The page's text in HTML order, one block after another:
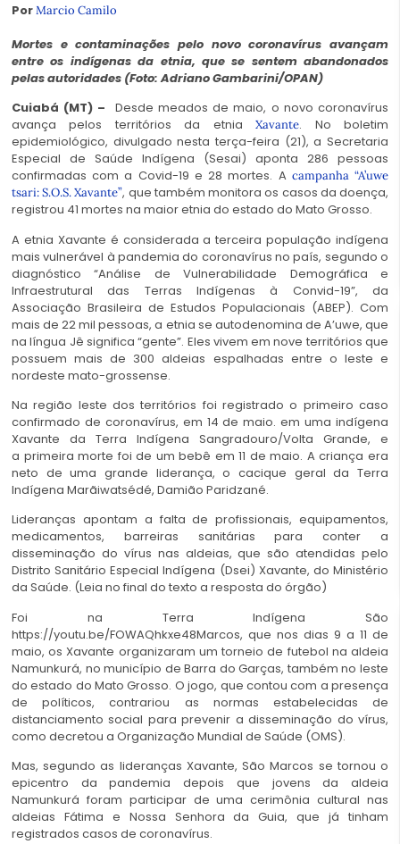
PorMarcio Camilo
Mortes e contaminações pelo novo coronavírus avançam
entre os indígenas da etnia, que se sentem abandonados
pelas autoridades (Foto: Adriano Gambarini/OPAN)
Cuiabá (MT) – Desde meados de maio, o novo coronavírus
avança pelos territórios da etniaXavante. No boletim
epidemiológico, divulgado nesta terça-feira (21), a Secretaria
Especial de Saúde Indígena (Sesai) aponta 286 pessoas
confirmadas com a Covid-19 e 28 mortes. A campanha “A’uwe
tsari: S.O.S. Xavante”, que também monitora os casos da doença,
registrou 41 mortes na maior etnia do estado do Mato Grosso.
A etnia Xavante é considerada a terceira população indígena
mais vulnerável à pandemia do coronavírus no país, segundo o
diagnóstico “Análise de Vulnerabilidade Demográfica e
Infraestrutural das Terras Indígenas à Convid-19”, da
Associação Brasileira de Estudos Populacionais (ABEP). Com
mais de 22 mil pessoas, a etnia se autodenomina de A’uwe, que
na língua Jê significa “gente”. Eles vivem em nove territórios que
possuem mais de 300 aldeias espalhadas entre o leste e
nordeste mato-grossense.
Na região leste dos territórios foi registrado o primeiro caso
confirmado de coronavírus, em 14 de maio. em uma indígena
Xavante da Terra Indígena Sangradouro/Volta Grande, e
a primeira morte foi de um bebê em 11 de maio. A criança era
neto de uma grande liderança, o cacique geral da Terra
Indígena Marãiwatsédé, Damião Paridzané.
Lideranças apontam a falta de profissionais, equipamentos,
medicamentos, barreiras sanitárias para conter a
disseminação do vírus nas aldeias, que são atendidas pelo
Distrito Sanitário Especial Indígena (Dsei) Xavante, do Ministério
da Saúde. (Leia no final do texto a resposta do órgão)
Foi na Terra Indígena São
https://youtu.be/FOWAQhkxe48Marcos, que nos dias 9 a 11 de
maio, os Xavante organizaram um torneio de futebol na aldeia
Namunkurá, no município de Barra do Garças, também no leste
do estado do Mato Grosso. O jogo, que contou com a presença
de políticos, contrariou as normas estabelecidas de
distanciamento social para prevenir a disseminação do vírus,
como decretou a Organização Mundial de Saúde (OMS).
Mas, segundo as lideranças Xavante, São Marcos se tornou o
epicentro da pandemia depois que jovens da aldeia
Namunkurá foram participar de uma cerimônia cultural nas
aldeias Fátima e Nossa Senhora da Guia, que já tinham
registrados casos de coronavírus.